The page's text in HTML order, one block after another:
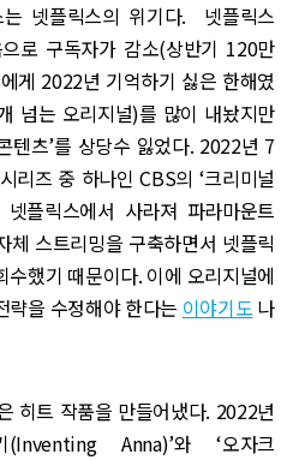
넷플릭스의 위기다. 넷플릭스
로 구독자가 감소(상반기 120만
게 2022년 기억하기 싫은 한해였
넘는 오리지널)를 많이 내놨지만
텐츠’를 상당수 잃었다. 2022년 7
리즈 중 하나인 CBS의 ‘크리미널
플릭스에서 사라져 파라마운트
체 스트리밍을 구축하면서 넷플릭
했기 때문이다. 이에 오리지널에
략을 수정해야 한다는 이야기도 나
히트 작품을 만들어냈다. 2022년
Anna)’와 ‘오자크